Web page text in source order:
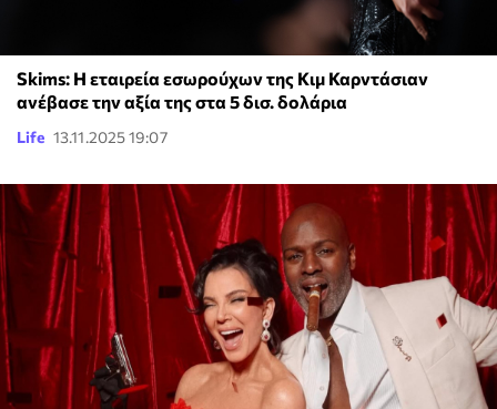
Skims: Η εταιρεία εσωρούχων της Κιμ Καρντάσιαν
ανέβασε την αξία της στα 5 δισ. δολάρια
Life 13.11.2025 19:07